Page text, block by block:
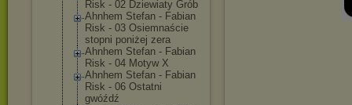
Risk - 02 Dziewiaty Grób
Ahnhem Stefan - Fabian
Risk - 03 Osiemnaście
stopni poniżej zera
Ahnhem Stefan - Fabian
Risk - 04 Motyw X
Ahnhem Stefan - Fabian
Risk - 06 Ostatni
gwóźdź